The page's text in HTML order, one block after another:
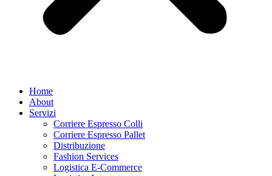
Home
About
Servizi
Corriere Espresso Colli
Corriere Espresso Pallet
Distribuzione
Fashion Services
Logistica E-Commerce